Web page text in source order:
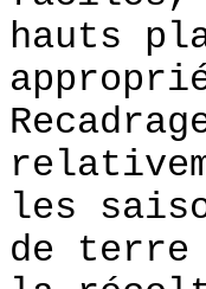
hauts
les
de